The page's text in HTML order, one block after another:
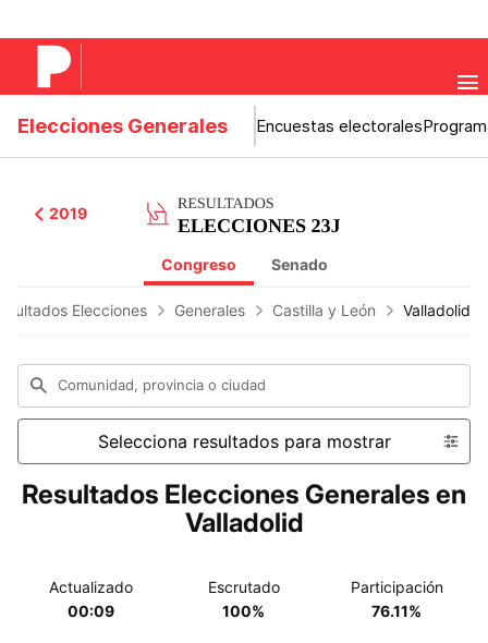
Elecciones Generales Encuestas electorales
2019
Congreso Senado
Elecciones Generales Castilla y León Valladolid
Comunidad, provincia o ciudad
Selecciona resultados para mostrar
Resultados Elecciones Generales en
Valladolid
Actualizado
00:09
Escrutado
100%
Participación
76.11%